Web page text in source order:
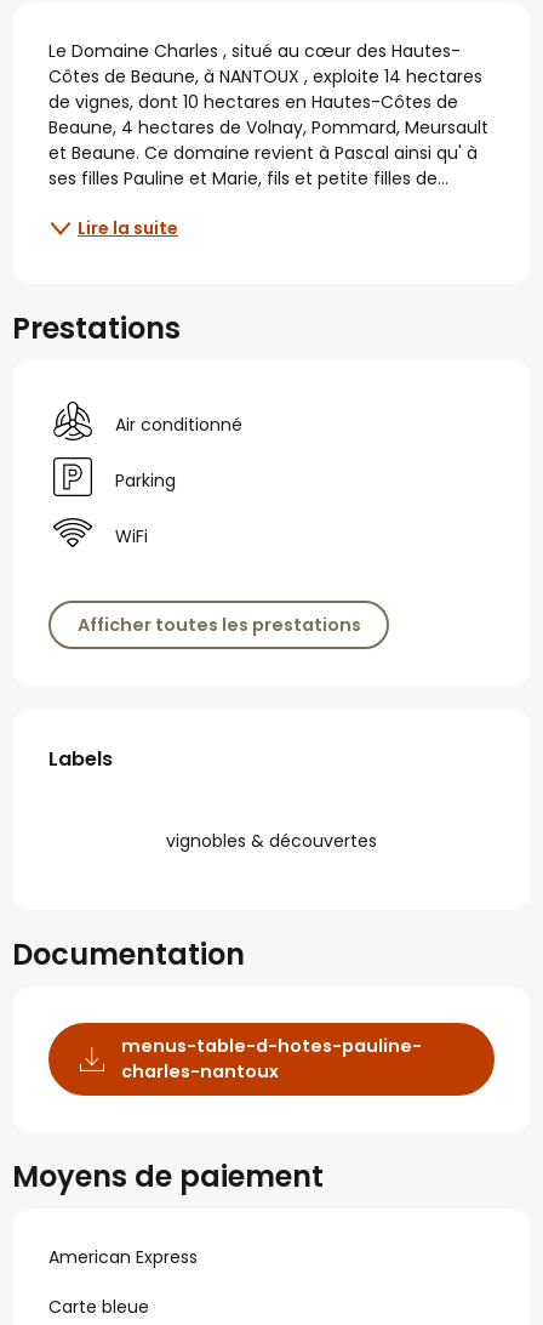
Description
Le Domaine Charles , situé au cœur des Hautes-
Côtes de Beaune, à NANTOUX , exploite 14 hectares
de vignes, dont 10 hectares en Hautes-Côtes de
Beaune, 4 hectares de Volnay, Pommard, Meursault
et Beaune. Ce domaine revient à Pascal ainsi qu' à
ses filles Pauline et Marie, fils et petite filles de...
Lire la suite
Prestations
Air conditionné
Parking
WiFi
Afficher toutes les prestations
Offres de prestations
Labels
Labels
vignobles & découvertes
Documentation
menus-table-d-hotes-pauline-
charles-nantoux
Moyens de paiement
American Express
Carte bleue